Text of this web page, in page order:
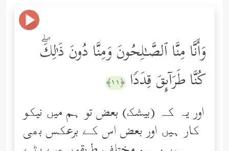
وَأَنَّا مِنَّا ٱلصَّـٰلِحُونَ وَمِنَّا دُونَ ذَ ٰ⁠لِكَۖ
كُنَّا طَرَاۤىِٕقَ قِدَدࣰا ﴿١١﴾
اور یہ کہ (بیشک) بعض تو ہم میں نیکو
کار ہیں اور بعض اس کے برعکس بھی